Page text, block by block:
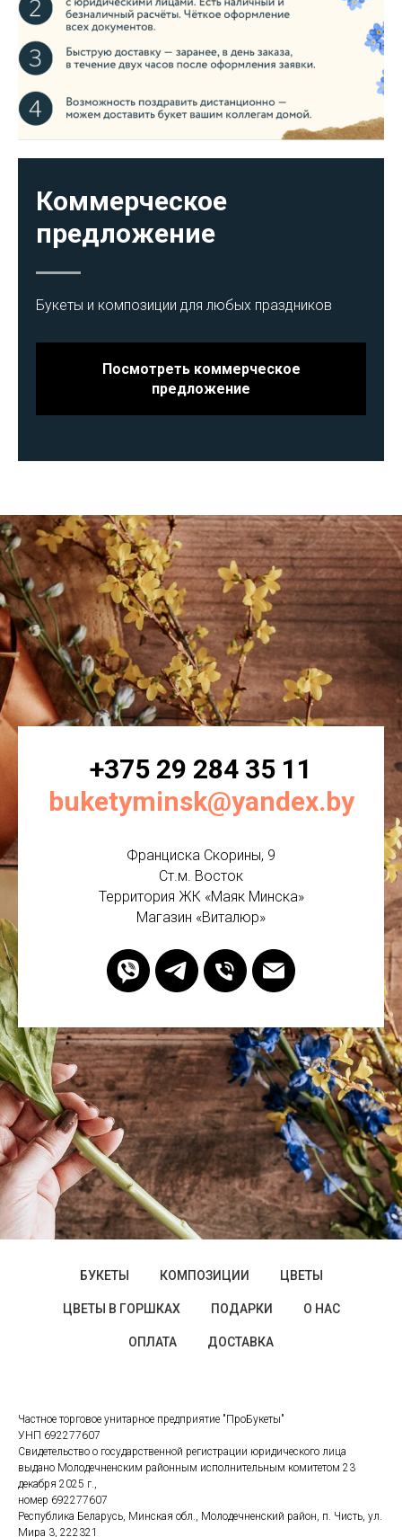
Коммерческое
предложение
Букеты и композиции для любых праздников
Посмотреть коммерческое
предложение
+375 29 284 35 11
buketyminsk@yandex.by
Франциска Скорины, 9
Ст.м. Восток
Территория ЖК «Маяк Минска»
Магазин «Виталюр»
БУКЕТЫ КОМПОЗИЦИИ ЦВЕТЫ
ЦВЕТЫ В ГОРШКАХ ПОДАРКИ О НАС
ОПЛАТА ДОСТАВКА
Частное торговое унитарное предприятие "ПроБукеты"
УНП 692277607
Свидетельство о государственной регистрации юридического лица
выдано Молодечненским районным исполнительным комитетом 23
декабря 2025 г.,
номер 692277607
Республика Беларусь, Минская обл., Молодечненский район, п. Чисть, ул.
Мира 3, 222321